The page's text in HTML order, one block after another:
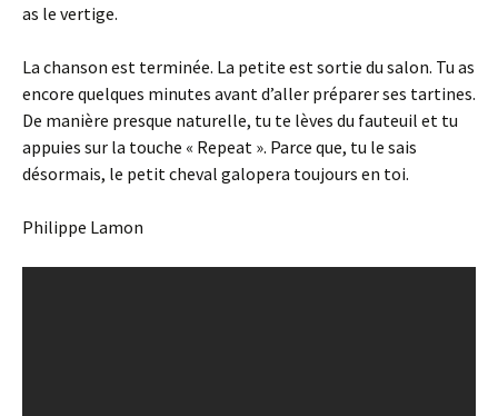
as le vertige.
La chanson est terminée. La petite est sortie du salon. Tu as
encore quelques minutes avant d’aller préparer ses tartines.
De manière presque naturelle, tu te lèves du fauteuil et tu
appuies sur la touche « Repeat ». Parce que, tu le sais
désormais, le petit cheval galopera toujours en toi.
Philippe Lamon